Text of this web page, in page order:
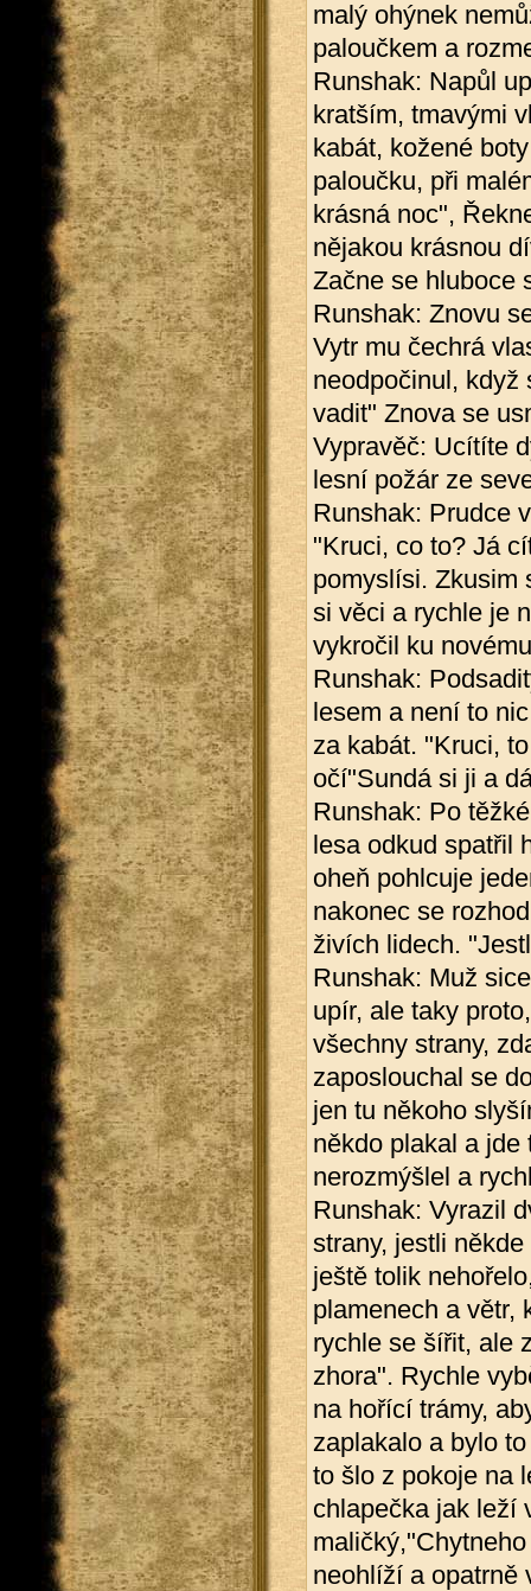
malý ohýnek
paloučkem a
Runshak: Napůl
kratším, tmavými
kabát, kožené
paloučku, při
krásná noc",
nějakou krásnou
Začne se hluboce
Runshak: Znovu
Vytr mu čechrá
neodpočinul, když
vadit" Znova se
Vypravěč: Ucítíte
lesní požár ze
Runshak: Prudce
"Kruci, co to? Já
pomyslísi. Zkusim
si věci a rychle je
vykročil ku
Runshak:
lesem a není to
za kabát. "Kruci,
očí"Sundá si ji a
Runshak: Po
lesa odkud spatřil
oheň pohlcuje
nakonec se
živích lidech.
Runshak: Muž
upír, ale taky
všechny strany,
zaposlouchal se
jen tu někoho
někdo plakal a jde
nerozmýšlel a
Runshak: Vyrazil
strany, jestli
ještě tolik
plamenech a větr,
rychle se šířit, ale
zhora". Rychle
na hořící trámy,
zaplakalo a bylo
to šlo z pokoje na
chlapečka jak leží
neohlíží a opatrně